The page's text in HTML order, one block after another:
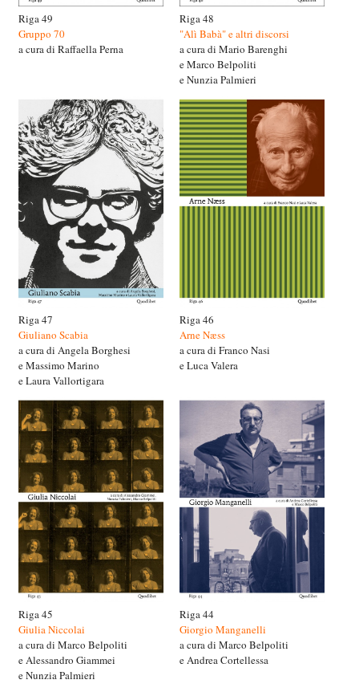
Riga 49
Gruppo 70
a cura di Raffaella Perna
Riga 48
"Alì Babà" e altri discorsi
a cura di Mario Barenghi
e Marco Belpoliti
e Nunzia Palmieri
Riga 47
Giuliano Scabia
a cura di Angela Borghesi
e Massimo Marino
e Laura Vallortigara
Riga 46
Arne Næss
a cura di Franco Nasi
e Luca Valera
Riga 45
Giulia Niccolai
a cura di Marco Belpoliti
e Alessandro Giammei
e Nunzia Palmieri
Riga 44
Giorgio Manganelli
a cura di Marco Belpoliti
e Andrea Cortellessa